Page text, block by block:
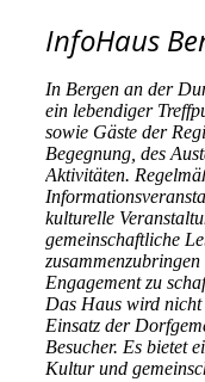
InfoHaus
In Bergen an der
ein lebendiger
sowie Gäste der
Begegnung, des
Aktivitäten.
kulturelle
gemeinschaftliche
Engagement zu
Das Haus wird nicht
Einsatz der
Besucher. Es bietet
Kultur und